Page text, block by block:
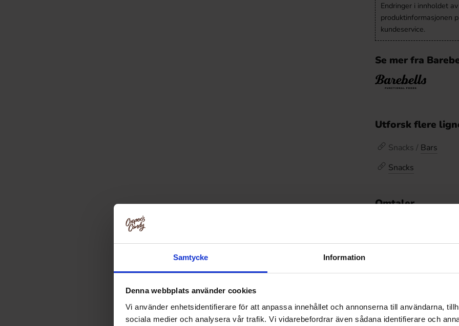
Samtycke Information
Denna webbplats använder cookies
Vi använder enhetsidentifierare för att anpassa innehållet och annonserna till användarna,
sociala medier och analysera vår trafik. Vi vidarebefordrar även sådana identifierare och
Endringer i innholdet
produktinformasjonen
kundeservice.
Se mer fra
Utforsk flere
Snacks / Bars
Snacks
Omtaler
Relaterte produkter